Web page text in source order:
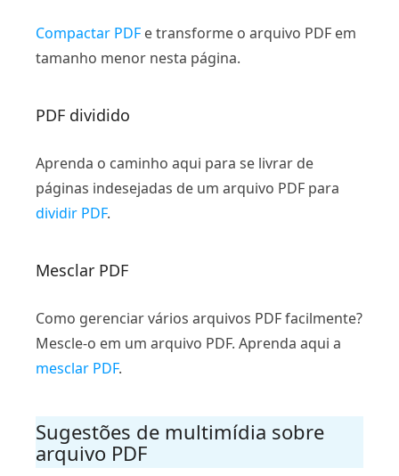
Compactar PDF e transforme o arquivo PDF em
tamanho menor nesta página.
PDF dividido
Aprenda o caminho aqui para se livrar de
páginas indesejadas de um arquivo PDF para
dividir PDF.
Mesclar PDF
Como gerenciar vários arquivos PDF facilmente?
Mescle-o em um arquivo PDF. Aprenda aqui a
mesclar PDF.
Sugestões de multimídia sobre
arquivo PDF